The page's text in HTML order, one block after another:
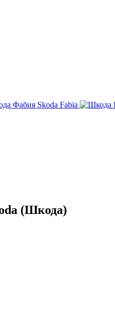
Skoda Fabia
(Шкода)